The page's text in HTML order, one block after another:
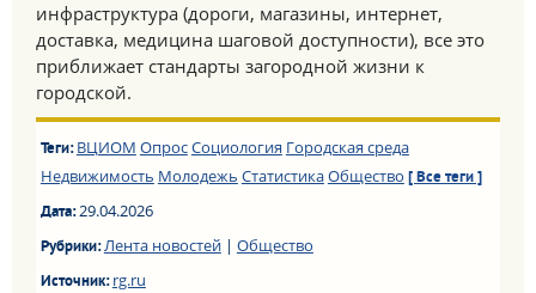
инфраструктура (дороги, магазины, интернет,
доставка, медицина шаговой доступности), все это
приближает стандарты загородной жизни к
городской.
Теги: ВЦИОМ ОпросСоциология Городская среда
Недвижимость Молодежь СтатистикаОбщество [ Все теги ]
Дата:29.04.2026
Рубрики:Лента новостей| Общество
Источник:rg.ru